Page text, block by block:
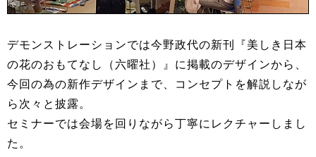
デモンストレーションでは今野政代の新刊『美しき日本
の花のおもてなし（六曜社）』に掲載のデザインから、
今回の為の新作デザインまで、コンセプトを解説しなが
ら次々と披露。
セミナーでは会場を回りながら丁寧にレクチャーしまし
た。